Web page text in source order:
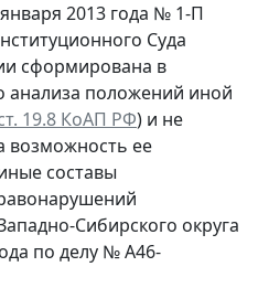
2013 года № 1-П
Суда
сформирована в
анализа положений иной
19.8 КоАП РФ) и не
возможность ее
составы
Сибирского округа
по делу № А46-